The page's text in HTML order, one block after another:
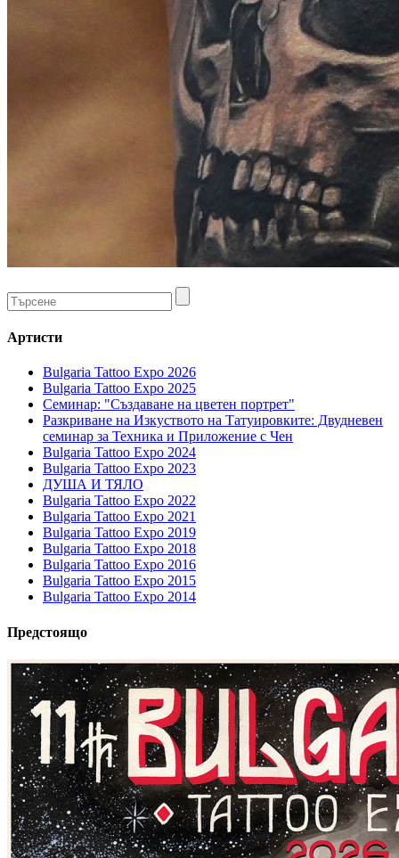
Артисти
Bulgaria Tattoo Expo 2026
Bulgaria Tattoo Expo 2025
Семинар: "Създаване на цветен портрет"
Разкриване на Изкуството на Татуировките: Двудневен
семинар за Техника и Приложение с Чен
Bulgaria Tattoo Expo 2024
Bulgaria Tattoo Expo 2023
ДУША И ТЯЛО
Bulgaria Tattoo Expo 2022
Bulgaria Tattoo Expo 2021
Bulgaria Tattoo Expo 2019
Bulgaria Tattoo Expo 2018
Bulgaria Tattoo Expo 2016
Bulgaria Tattoo Expo 2015
Bulgaria Tattoo Expo 2014
Предстоящо